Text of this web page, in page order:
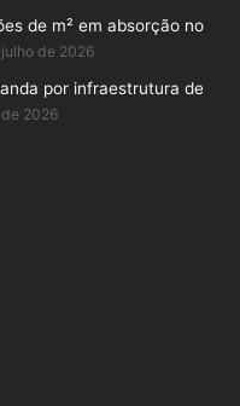
de m² em absorção no
de 2026
por infraestrutura de
2026